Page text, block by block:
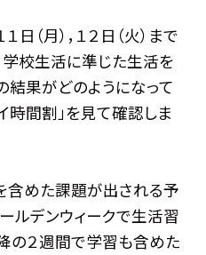
（月），１２日（火）まで
学校生活に準じた生活を
結果がどのようになって
時間割」を見て確認しま
含めた課題が出される予
ルデンウィークで生活習
の２週間で学習も含めた